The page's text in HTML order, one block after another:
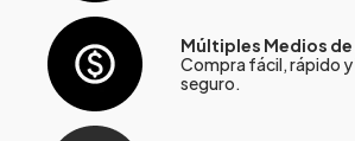
Múltiples Medios de
Compra fácil, rápido
seguro.